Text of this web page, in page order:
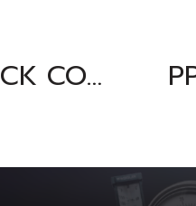
PP QUICK COUPLING PART "C" SIZE : 1"